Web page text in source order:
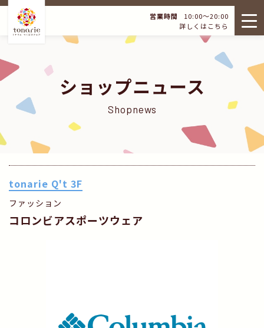
営業時間
10:00～20:00
詳しくはこちら
ショップニュース
Shopnews
tonarie Q't 3F
ファッション
コロンビアスポーツウェア